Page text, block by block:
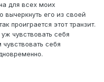
для всех моих
вычеркнуть его из своей
проиграется этот транзит.
чувствовать себя
себя